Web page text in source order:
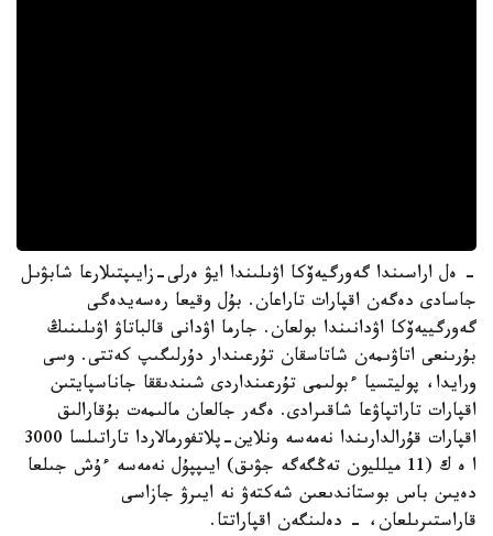
- ەل اراسىندا گەورگيەۆكا اۋىلىندا ايۋ ەرلى-زايىپتىلارعا شابۋىل
جاسادى دەگەن اقپارات تاراعان. بۇل وقيعا رەسەيدەگى
گەورگييەۆكا اۋدانىندا بولعان. جارما اۋدانى قالباتاۋ اۋىلىنىڭ
بۇرىنعى اتاۋىمەن شاتاسقان تۇرعىندار دۇرلىگىپ كەتتى. وسى
ورايدا، پوليتسيا ءبولىمى تۇرعىنداردى شىندىققا جاناسپايتىن
اقپارات تاراتپاۋعا شاقىرادى. ەگەر جالعان مالىمەت بۇقارالىق
اقپارات قۇرالدارىندا نەمەسە ونلاين-پلاتفورمالاردا تاراتىلسا 3000
ا ە ك (11 ميلليون تەڭگەگە جۋىق) ايىپپۇل نەمەسە ءۇش جىلعا
دەيىن باس بوستاندىعىن شەكتەۋ نە ايىرۋ جازاسى
قاراستىرىلعان، - دەلىنگەن اقپاراتتا.